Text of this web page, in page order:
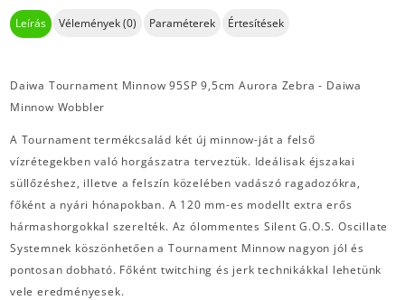
Leírás Vélemények (0) Paraméterek Értesítések
Daiwa Tournament Minnow 95SP 9,5cm Aurora Zebra - Daiwa
Minnow Wobbler
A Tournament termékcsalád két új minnow-ját a felső
vízrétegekben való horgászatra terveztük. Ideálisak éjszakai
süllőzéshez, illetve a felszín közelében vadászó ragadozókra,
főként a nyári hónapokban. A 120 mm-es modellt extra erős
hármashorgokkal szerelték. Az ólommentes Silent G.O.S. Oscillate
Systemnek köszönhetően a Tournament Minnow nagyon jól és
pontosan dobható. Főként twitching és jerk technikákkal lehetünk
vele eredményesek.